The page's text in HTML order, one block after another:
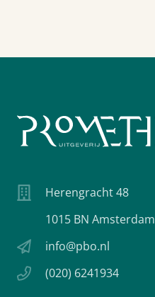
Herengracht 48
1015 BN Amsterdam
info@pbo.nl
(020) 6241934